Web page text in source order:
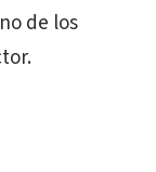
de los